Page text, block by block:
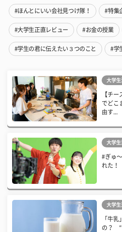
#ほんとにいい会社見つけ隊！ #特集
#大学生正直レビュー #お金の授業
#学生の君に伝えたい３つのこと #学
大学生
【チ
でどこ
由す...
大学生
#ぎゅ
れた！
大学生
「牛
の？ “